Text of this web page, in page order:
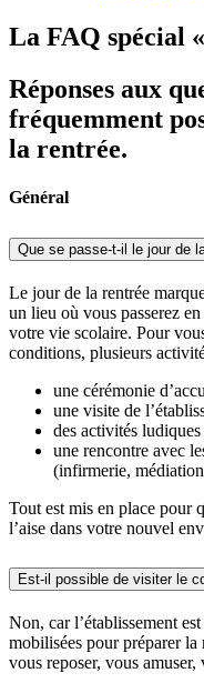
La FAQ spécial
Réponses aux
fréquemment
la rentrée.
Général
Que se passe-t-il le jour de
Le jour de la rentrée
un lieu où vous passerez
votre vie scolaire. Pour
conditions, plusieurs
une cérémonie
une visite de
des activités
une rencontre avec
(infirmerie,
Tout est mis en place pour
l’aise dans votre nouvel
Est-il possible de visiter le
Non, car l’établissement
mobilisées pour préparer
vous reposer, vous